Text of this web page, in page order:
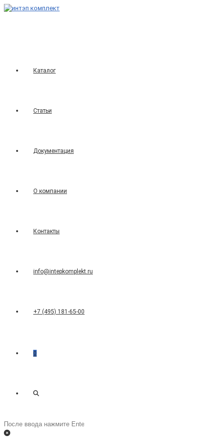
Перейти
Каталог
Статьи
Документация
О компании
Контакты
info@intepkomplekt.ru
+7 (495) 181-65-00
0
Переключить
Поиск
на